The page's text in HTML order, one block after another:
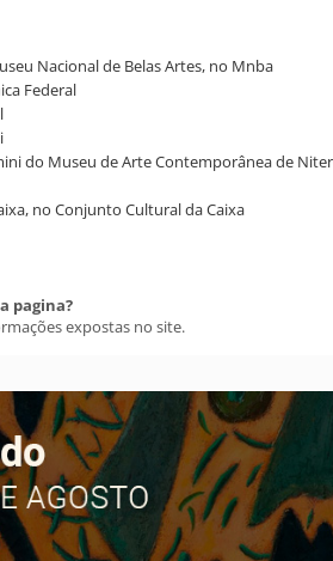
Nacional de Belas Artes, no Mnba
Federal
do Museu de Arte Contemporânea de
no Conjunto Cultural da Caixa
pagina?
expostas no site.